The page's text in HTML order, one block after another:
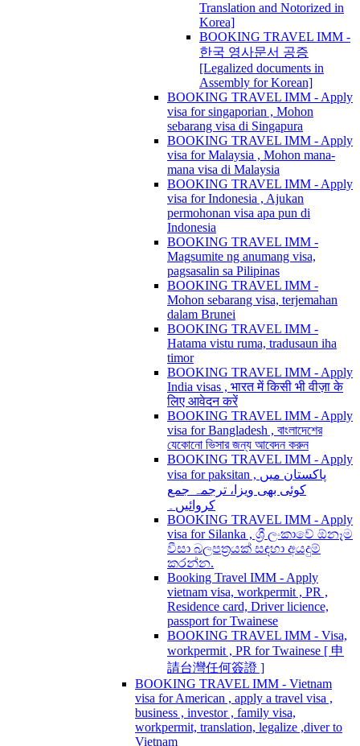
Translation and Notorized in
Korea]
BOOKING TRAVEL IMM -
한국 영사문서 공증
[Legalized documents in
Assembly for Korean]
BOOKING TRAVEL IMM - Apply
visa for singaporian , Mohon
sebarang visa di Singapura
BOOKING TRAVEL IMM - Apply
visa for Malaysia , Mohon mana-
mana visa di Malaysia
BOOKING TRAVEL IMM - Apply
visa for Indonesia , Ajukan
permohonan visa apa pun di
Indonesia
BOOKING TRAVEL IMM -
Magsumite ng anumang visa,
pagsasalin sa Pilipinas
BOOKING TRAVEL IMM -
Mohon sebarang visa, terjemahan
dalam Brunei
BOOKING TRAVEL IMM -
Hatama vistu ruma, tradusaun iha
timor
BOOKING TRAVEL IMM - Apply
India visas , भारत में किसी भी वीज़ा के
लिए आवेदन करें
BOOKING TRAVEL IMM - Apply
visa for Bangladesh , বাংলাদেশের
যেকোনো ভিসার জন্য আবেদন করুন
BOOKING TRAVEL IMM - Apply
visa for paksitan , پاکستان میں
کوئی بھی ویزا، ترجمہ جمع
کروائیں۔
BOOKING TRAVEL IMM - Apply
visa for Silanka , ශ්‍රී ලංකාවේ ඕනෑම
වීසා බලපත්‍රයක් සඳහා අයදුම්
කරන්න.
Booking Travel IMM - Apply
vietnam visa, workpermit , PR ,
Residence card, Driver licience,
passport for Twainese
BOOKING TRAVEL IMM - Visa,
workpermit , PR for Twainese [ 申
請台灣任何簽證 ]
BOOKING TRAVEL IMM - Vietnam
visa for American , apply a travel visa ,
business , investor , family visa,
workpermit, translation, legalize ,diver to
Vietnam